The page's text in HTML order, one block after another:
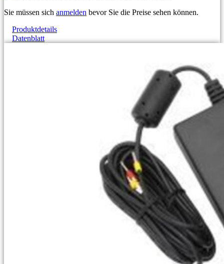
Sie müssen sich anmelden bevor Sie die Preise sehen können.
Produktdetails
Datenblatt